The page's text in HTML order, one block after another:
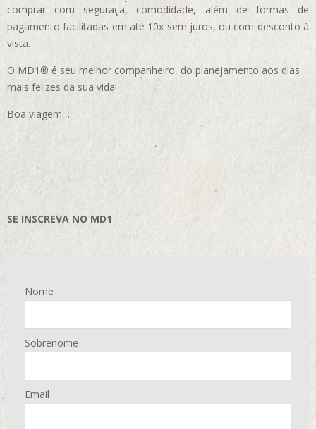
comprar com seguraça, comodidade, além de formas de
pagamento facilitadas em até 10x sem juros, ou com desconto à
vista.
O MD1® é seu melhor companheiro, do planejamento aos dias
mais felizes da sua vida!
Boa viagem…
SE INSCREVA NO MD1
Nome
Sobrenome
Email